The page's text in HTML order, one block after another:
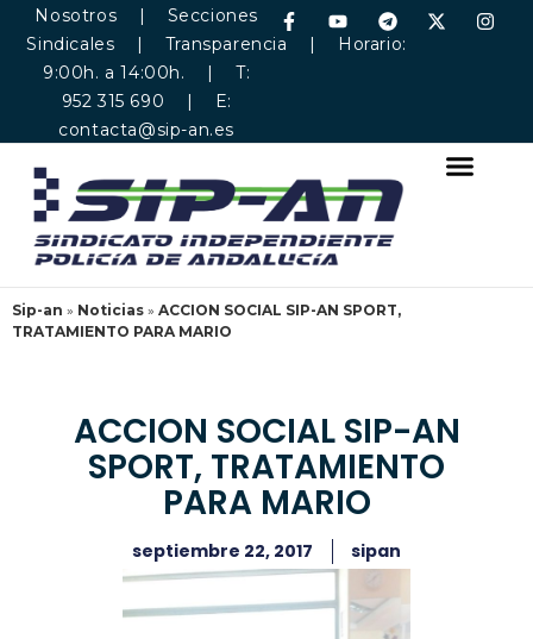
Nosotros | Secciones
Sindicales | Transparencia | Horario:
9:00h. a 14:00h. | T:
952 315 690 | E:
contacta@sip-an.es
Sip-an » Noticias » ACCION SOCIAL SIP-AN SPORT,
TRATAMIENTO PARA MARIO
ACCION SOCIAL SIP-AN
SPORT, TRATAMIENTO
PARA MARIO
septiembre 22, 2017 sipan